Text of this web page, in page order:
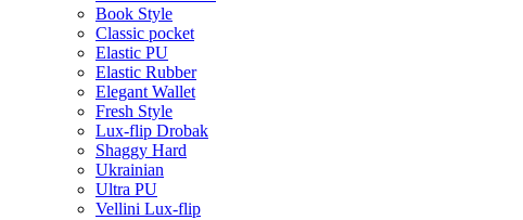
Book Style
Classic pocket
Elastic PU
Elastic Rubber
Elegant Wallet
Fresh Style
Lux-flip Drobak
Shaggy Hard
Ukrainian
Ultra PU
Vellini Lux-flip